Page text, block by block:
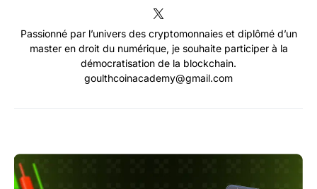
Passionné par l’univers des cryptomonnaies et diplômé d’un
master en droit du numérique, je souhaite participer à la
démocratisation de la blockchain.
goulthcoinacademy@gmail.com